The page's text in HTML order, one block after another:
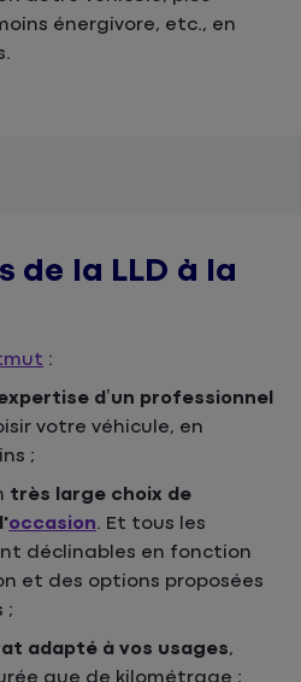
énergivore, etc., en
de la LLD à la
:
d’un professionnel
votre véhicule, en
;
très large choix de
occasion. Et tous les
déclinables en fonction
et des options proposées
;
adapté à vos usages,
que de kilométrage ;